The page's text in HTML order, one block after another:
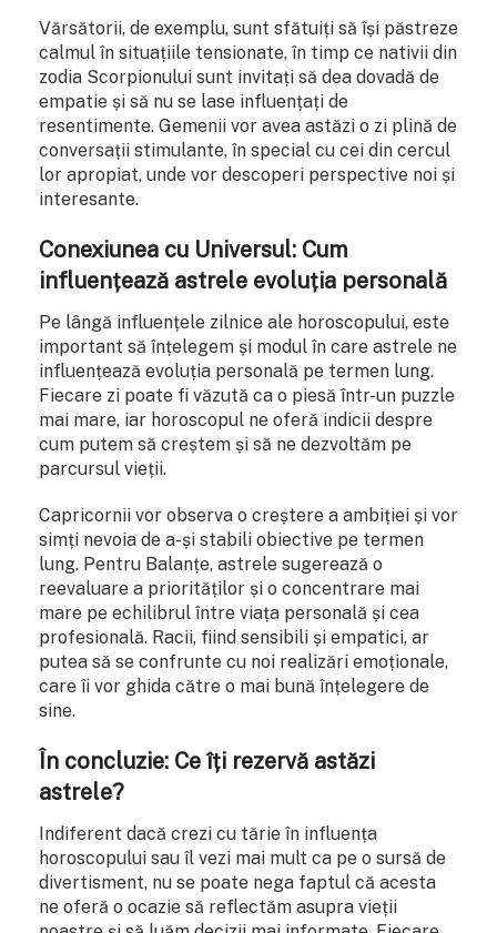
Vărsătorii, de exemplu, sunt sfătuiți să își păstreze
calmul în situațiile tensionate, în timp ce nativii din
zodia Scorpionului sunt invitați să dea dovadă de
empatie și să nu se lase influențați de
resentimente. Gemenii vor avea astăzi o zi plină de
conversații stimulante, în special cu cei din cercul
lor apropiat, unde vor descoperi perspective noi și
interesante.
Conexiunea cu Universul: Cum
influențează astrele evoluția personală
Pe lângă influențele zilnice ale horoscopului, este
important să înțelegem și modul în care astrele ne
influențează evoluția personală pe termen lung.
Fiecare zi poate fi văzută ca o piesă într-un puzzle
mai mare, iar horoscopul ne oferă indicii despre
cum putem să creștem și să ne dezvoltăm pe
parcursul vieții.
Capricornii vor observa o creștere a ambiției și vor
simți nevoia de a-și stabili obiective pe termen
lung. Pentru Balanțe, astrele sugerează o
reevaluare a priorităților și o concentrare mai
mare pe echilibrul între viața personală și cea
profesională. Racii, fiind sensibili și empatici, ar
putea să se confrunte cu noi realizări emoționale,
care îi vor ghida către o mai bună înțelegere de
sine.
În concluzie: Ce îți rezervă astăzi
astrele?
Indiferent dacă crezi cu tărie în influența
horoscopului sau îl vezi mai mult ca pe o sursă de
divertisment, nu se poate nega faptul că acesta
ne oferă o ocazie să reflectăm asupra vieții